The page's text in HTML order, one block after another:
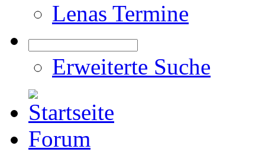
Lenas Termine
Erweiterte Suche
Forum